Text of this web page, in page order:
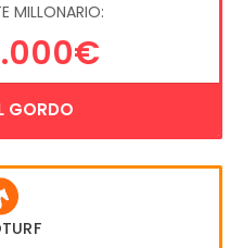
MILLONARIO:
GORDO